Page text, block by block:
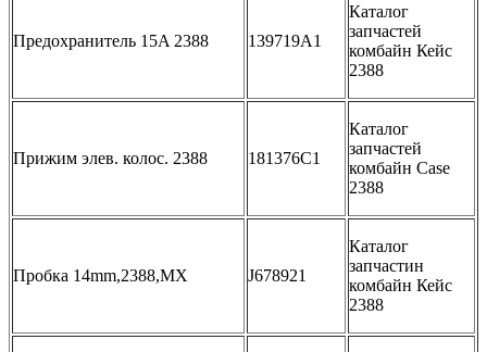
Предохранитель 15A 2388 139719A1
Каталог
запчастей
комбайн Кейс
2388
Прижим элев. колос. 2388 181376C1
Каталог
запчастей
комбайн Case
2388
Пробка 14mm,2388,MX J678921
Каталог
запчастин
комбайн Кейс
2388